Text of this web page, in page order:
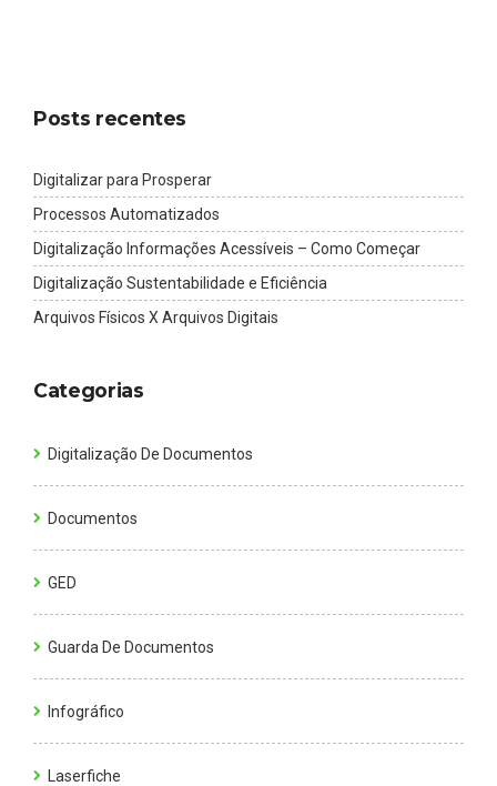
Posts recentes
Digitalizar para Prosperar
Processos Automatizados
Digitalização Informações Acessíveis – Como Começar
Digitalização Sustentabilidade e Eficiência
Arquivos Físicos X Arquivos Digitais
Categorias
Digitalização De Documentos
Documentos
GED
Guarda De Documentos
Infográfico
Laserfiche